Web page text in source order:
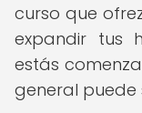
curso que
expandir tus
estás
general